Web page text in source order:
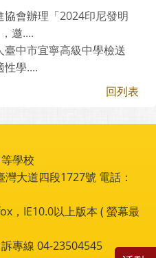
協會辦理「2024印尼發明
邀....
中市宜寧高級中學檢送
性學....
回列表
學校
大道四段1727號 電話：
，IE10.0以上版本 ( 螢幕最
專線 04-23504545